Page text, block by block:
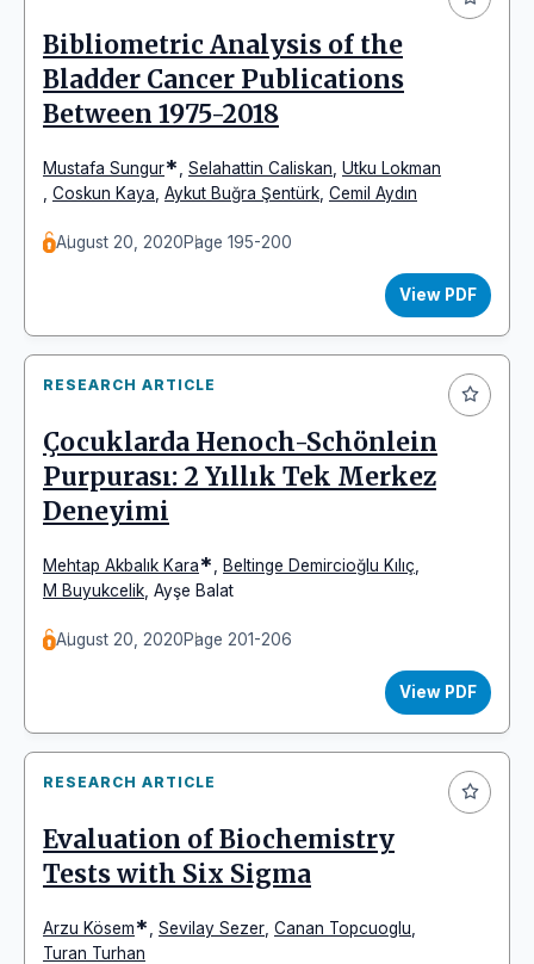
Bibliometric Analysis of the
Bladder Cancer Publications
Between 1975-2018
Mustafa Sungur* Selahattin Caliskan Utku Lokman
Coskun Kaya Aykut Buğra Şentürk Cemil Aydın
August 20, 2020Page 195-200
View PDF
RESEARCH ARTICLE
Çocuklarda Henoch-Schönlein
Purpurası: 2 Yıllık Tek Merkez
Deneyimi
Mehtap Akbalık Kara* Beltinge Demircioğlu Kılıç
M Buyukcelik Ayşe Balat
August 20, 2020Page 201-206
View PDF
RESEARCH ARTICLE
Evaluation of Biochemistry
Tests with Six Sigma
Arzu Kösem* Sevilay Sezer Canan Topcuoglu
Turan Turhan